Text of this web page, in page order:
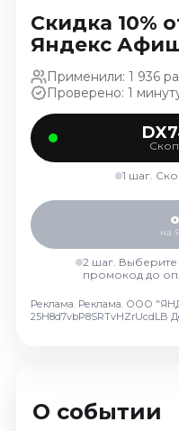
Декабрь 2026
Спорт
Август 2026
Сентябрь 2026
Декабрь 2026
Август 2026
Сентябрь 2026
Октябрь 2026
Ноябрь 2026
Декабрь 2026
Скидка 10%
Яндекс
Применили: 1 936
Проверено: 1
1 шаг.
на
2 шаг.
промокод до
Реклама. Реклама. ООО
25H8d7vbP8SRTvHZrUcdLB
О событии